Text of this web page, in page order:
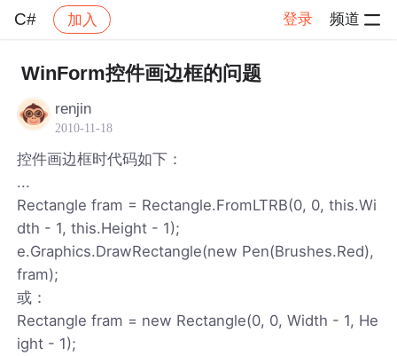
C# 加入 登录 频道
社区 帖子详情
WinForm控件画边框的问题
renjin
2010-11-18
控件画边框时代码如下：
...
Rectangle fram = Rectangle.FromLTRB(0, 0, this.Wi
dth - 1, this.Height - 1);
e.Graphics.DrawRectangle(new Pen(Brushes.Red),
fram);
或：
Rectangle fram = new Rectangle(0, 0, Width - 1, He
ight - 1);